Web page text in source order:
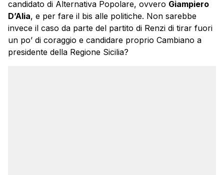
candidato di Alternativa Popolare, ovvero Giampiero
D’Alia, e per fare il bis alle politiche. Non sarebbe
invece il caso da parte del partito di Renzi di tirar fuori
un po’ di coraggio e candidare proprio Cambiano a
presidente della Regione Sicilia?